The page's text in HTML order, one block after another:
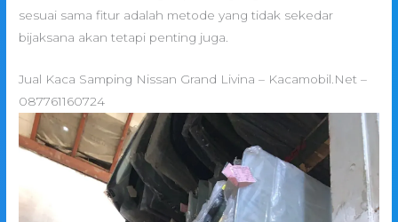
sesuai sama fitur adalah metode yang tidak sekedar
bijaksana akan tetapi penting juga.
Jual Kaca Samping Nissan Grand Livina – Kacamobil.Net –
087761160724